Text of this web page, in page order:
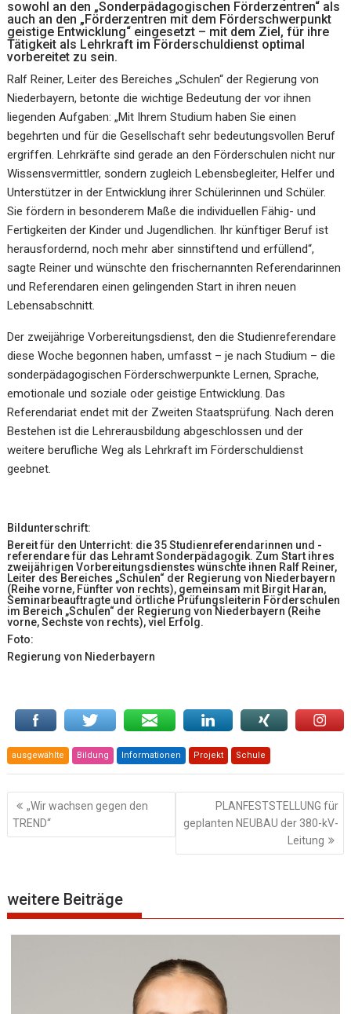
sowohl an den „Sonderpädagogischen Förderzentren“ als
auch an den „Förderzentren mit dem Förderschwerpunkt
geistige Entwicklung“ eingesetzt – mit dem Ziel, für ihre
Tätigkeit als Lehrkraft im Förderschuldienst optimal
vorbereitet zu sein.
Ralf Reiner, Leiter des Bereiches „Schulen“ der Regierung von
Niederbayern, betonte die wichtige Bedeutung der vor ihnen
liegenden Aufgaben: „Mit Ihrem Studium haben Sie einen
begehrten und für die Gesellschaft sehr bedeutungsvollen Beruf
ergriffen. Lehrkräfte sind gerade an den Förderschulen nicht nur
Wissensvermittler, sondern zugleich Lebensbegleiter, Helfer und
Unterstützer in der Entwicklung ihrer Schülerinnen und Schüler.
Sie fördern in besonderem Maße die individuellen Fähig- und
Fertigkeiten der Kinder und Jugendlichen. Ihr künftiger Beruf ist
herausfordernd, noch mehr aber sinnstiftend und erfüllend“,
sagte Reiner und wünschte den frischernannten Referendarinnen
und Referendaren einen gelingenden Start in ihren neuen
Lebensabschnitt.
Der zweijährige Vorbereitungsdienst, den die Studienreferendare
diese Woche begonnen haben, umfasst – je nach Studium – die
sonderpädagogischen Förderschwerpunkte Lernen, Sprache,
emotionale und soziale oder geistige Entwicklung. Das
Referendariat endet mit der Zweiten Staatsprüfung. Nach deren
Bestehen ist die Lehrerausbildung abgeschlossen und der
weitere berufliche Weg als Lehrkraft im Förderschuldienst
geebnet.
Bildunterschrift:
Bereit für den Unterricht: die 35 Studienreferendarinnen und -
referendare für das Lehramt Sonderpädagogik. Zum Start ihres
zweijährigen Vorbereitungsdienstes wünschte ihnen Ralf Reiner,
Leiter des Bereiches „Schulen“ der Regierung von Niederbayern
(Reihe vorne, Fünfter von rechts), gemeinsam mit Birgit Haran,
Seminarbeauftragte und örtliche Prüfungsleiterin Förderschulen
im Bereich „Schulen“ der Regierung von Niederbayern (Reihe
vorne, Sechste von rechts), viel Erfolg.
Foto:
Regierung von Niederbayern
ausgewählte Bildung Informationen Projekt Schule
Beitragsnavigation
„Wir wachsen gegen den
TREND“
PLANFESTSTELLUNG für
geplanten NEUBAU der 380-kV-
Leitung
weitere Beiträge